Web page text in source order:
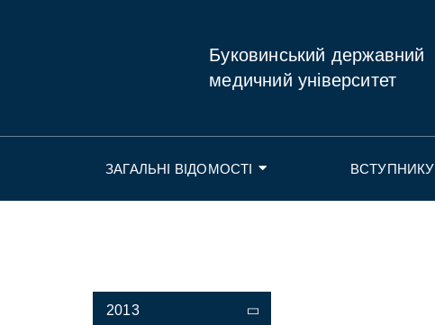
Буковинський державний
медичний університет
ЗАГАЛЬНІ ВІДОМОСТІ ВСТУПНИКУ
2013